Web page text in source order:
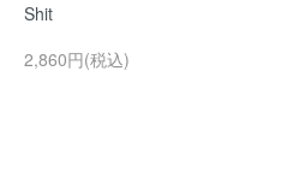
Shit
2,860円(税込)